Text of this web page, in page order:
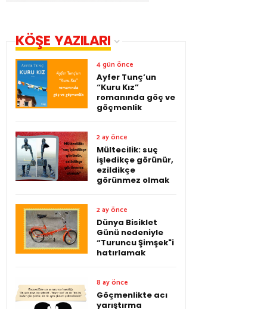
KÖŞE YAZILARI
4 gün önce
Ayfer Tunç’un
“Kuru Kız”
romanında göç ve
göçmenlik
2 ay önce
Mültecilik: suç
işledikçe görünür,
ezildikçe
görünmez olmak
2 ay önce
Dünya Bisiklet
Günü nedeniyle
“Turuncu Şimşek"i
hatırlamak
8 ay önce
Göçmenlikte acı
yarıştırma